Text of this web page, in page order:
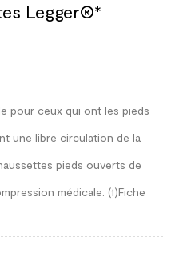
Legger®*
pour ceux qui ont les pieds
une libre circulation de la
pieds ouverts de
médicale. (1)Fiche